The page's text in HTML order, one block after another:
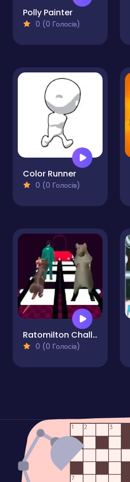
Polly Painter
0 (0 Голосів)
Color Runner
0 (0 Голосів)
Ratomilton Challenge Squid Game Glass Bridge
0 (0 Голосів)